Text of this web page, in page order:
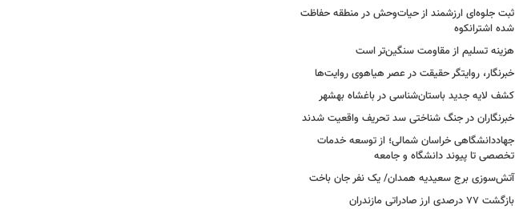
ثبت جلوه‌ای ارزشمند از حیات‌وحش در منطقه حفاظت
شده اشترانکوه
هزینه تسلیم از مقاومت سنگین‌تر است
خبرنگار، روایتگر حقیقت در عصر هیاهوی روایت‌ها
کشف لایه جدید باستان‌شناسی در باغشاه بهشهر
خبرنگاران در جنگ شناختی سد تحریف واقعیت شدند
جهاددانشگاهی خراسان شمالی؛ از توسعه خدمات
تخصصی تا پیوند دانشگاه و جامعه
آتش‌سوزی برج سعیدیه همدان/ یک نفر جان باخت
بازگشت ۷۷ درصدی ارز صادراتی مازندران